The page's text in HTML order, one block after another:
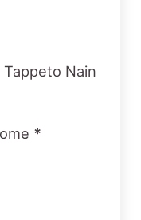
Nain
*